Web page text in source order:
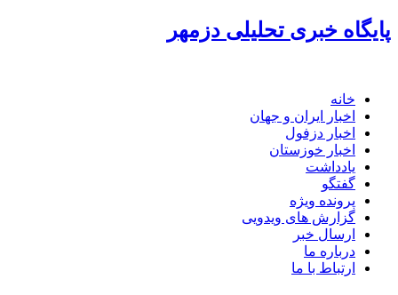
خبری تحلیلی دزمهر
خانه
اخبار ایران و جهان
اخبار دزفول
اخبار خوزستان
یادداشت
گفتگو
پرونده ویژه
گزارش های ویدویی
ارسال خبر
درباره ما
ارتباط با ما